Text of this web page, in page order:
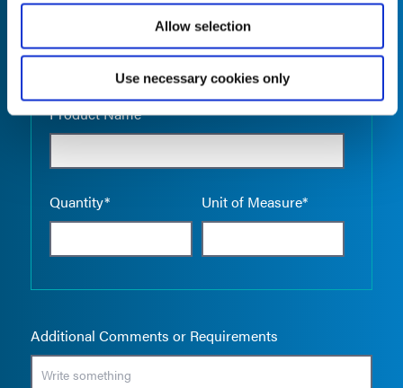
Allow selection
Use necessary cookies only
Product Name*
Quantity* Unit of Measure*
Empty
Additional Comments or Requirements